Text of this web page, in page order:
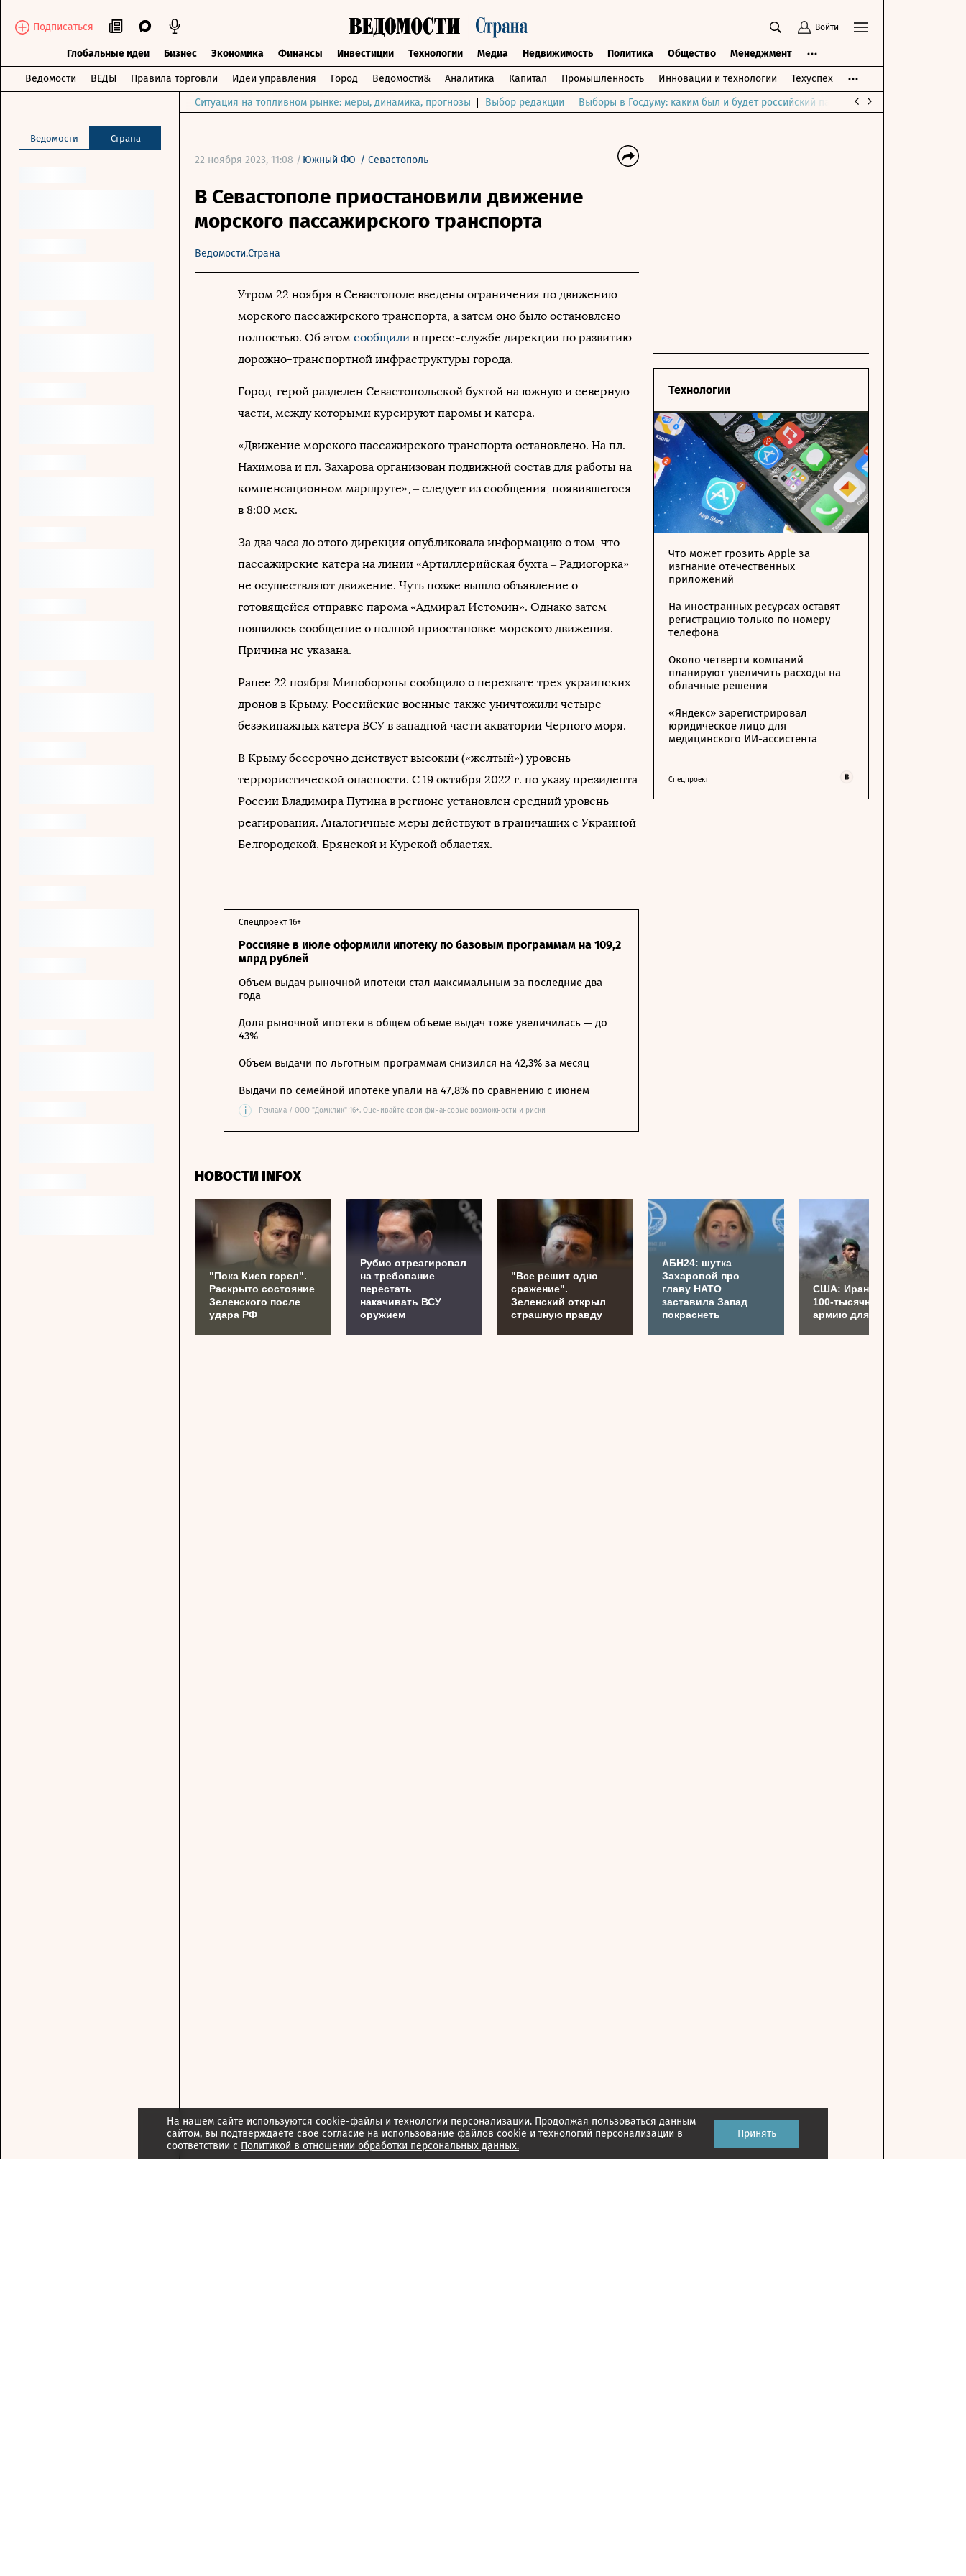
На нашем сайте используются cookie-файлы и технологии персонализации. Продолжая пользоваться данным
сайтом, вы подтверждаете свое согласие на использование файлов cookie и технологий персонализации в
соответствии с Политикой в отношении обработки персональных данных.
Принять
Подписаться Войти
Глобальные идеи Бизнес Экономика Финансы Инвестиции Технологии Медиа Недвижимость Политика Общество Менеджмент
Ведомости ВЕДЫ Правила торговли Идеи управления Город Ведомости& Аналитика Капитал Промышленность Инновации и технологии Техуспех
Ведомости Страна
Ситуация на топливном рынке: меры, динамика, прогнозы Выбор редакции Выборы в Госдуму: каким был и будет российский парламент
22 ноября 2023, 11:08 / Южный ФО / Севастополь
В Севастополе приостановили движение
морского пассажирского транспорта
Ведомости.Страна
Утром 22 ноября в Севастополе введены ограничения по движению
морского пассажирского транспорта, а затем оно было остановлено
полностью. Об этом сообщили в пресс-службе дирекции по развитию
дорожно-транспортной инфраструктуры города.
Город-герой разделен Севастопольской бухтой на южную и северную
части, между которыми курсируют паромы и катера.
«Движение морского пассажирского транспорта остановлено. На пл.
Нахимова и пл. Захарова организован подвижной состав для работы на
компенсационном маршруте», – следует из сообщения, появившегося
в 8:00 мск.
За два часа до этого дирекция опубликовала информацию о том, что
пассажирские катера на линии «Артиллерийская бухта – Радиогорка»
не осуществляют движение. Чуть позже вышло объявление о
готовящейся отправке парома «Адмирал Истомин». Однако затем
появилось сообщение о полной приостановке морского движения.
Причина не указана.
Ранее 22 ноября Минобороны сообщило о перехвате трех украинских
дронов в Крыму. Российские военные также уничтожили четыре
безэкипажных катера ВСУ в западной части акватории Черного моря.
В Крыму бессрочно действует высокий («желтый») уровень
террористической опасности. С 19 октября 2022 г. по указу президента
России Владимира Путина в регионе установлен средний уровень
реагирования. Аналогичные меры действуют в граничащих с Украиной
Белгородской, Брянской и Курской областях.
Россияне в июле оформили ипотеку по базовым программам на 109,2
млрд рублей
Спецпроект 16+
Объем выдач рыночной ипотеки стал максимальным за последние два
года
Доля рыночной ипотеки в общем объеме выдач тоже увеличилась — до
43%
Объем выдачи по льготным программам снизился на 42,3% за месяц
Выдачи по семейной ипотеке упали на 47,8% по сравнению с июнем
i Реклама / ООО "Домклик" 16+. Оценивайте свои финансовые возможности и риски
Технологии
Что может грозить Apple за
изгнание отечественных
приложений
На иностранных ресурсах оставят
регистрацию только по номеру
телефона
Около четверти компаний
планируют увеличить расходы на
облачные решения
«Яндекс» зарегистрировал
юридическое лицо для
медицинского ИИ-ассистента
Спецпроект
НОВОСТИ INFOX
"Пока Киев горел".
Раскрыто состояние
Зеленского после
удара РФ
Рубио отреагировал
на требование
перестать
накачивать ВСУ
оружием
"Все решит одно
сражение".
Зеленский открыл
страшную правду
АБН24: шутка
Захаровой про
главу НАТО
заставила Запад
покраснеть
США: Иран готовит
100-тысячную
армию для Украины